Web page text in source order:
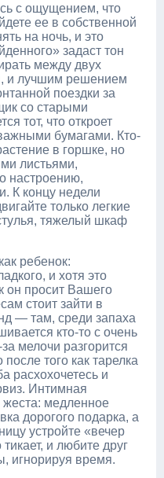
с ощущением, что
ее в собственной
на ночь, и это
задаст тон
между двух
и лучшим решением
поездки за
со старыми
тот, что откроет
бумагами. Кто-
в горшке, но
листьями,
настроению,
К концу недели
только легкие
тяжелый шкаф
ребенок:
и хотя это
он просит Вашего
стоит зайти в
— там, среди запаха
кто-то с очень
мелочи разгорится
того как тарелка
расхохочетесь и
Интимная
жеста: медленное
дорогого подарка, а
устройте «вечер
и любите друг
игнорируя время.